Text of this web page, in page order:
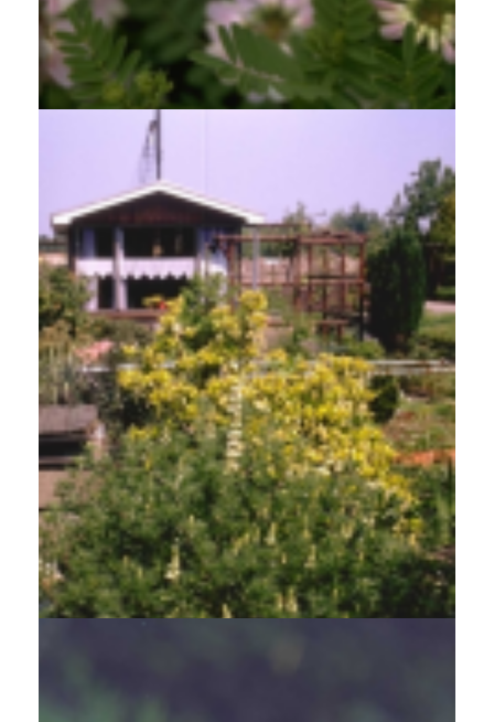
Bont kroonkruid
Securigera varia
Boomlupine
Lupinus arboreus 'Golden Spire'